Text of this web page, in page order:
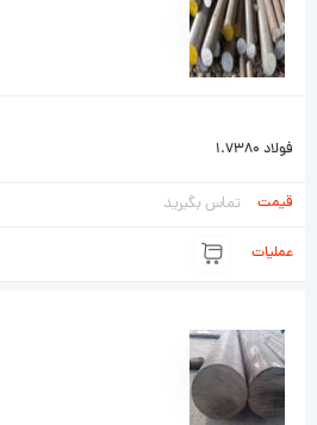
فولاد 1.7380
تماس بگیرید